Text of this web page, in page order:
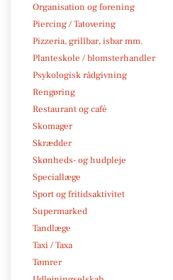
Organisation og forening
Piercing / Tatovering
Pizzeria, grillbar, isbar mm.
Planteskole / blomsterhandler
Psykologisk rådgivning
Rengøring
Restaurant og café
Skomager
Skrædder
Skønheds- og hudpleje
Speciallæge
Sport og fritidsaktivitet
Supermarked
Tandlæge
Taxi / Taxa
Tømrer